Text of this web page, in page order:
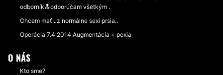
odborník🔝odporúčam všetkým .
Chcem mať uz normálne sexi prsia..
Operácia 7.4.2014 Augmentácia + pexia
O NÁS
Kto sme?